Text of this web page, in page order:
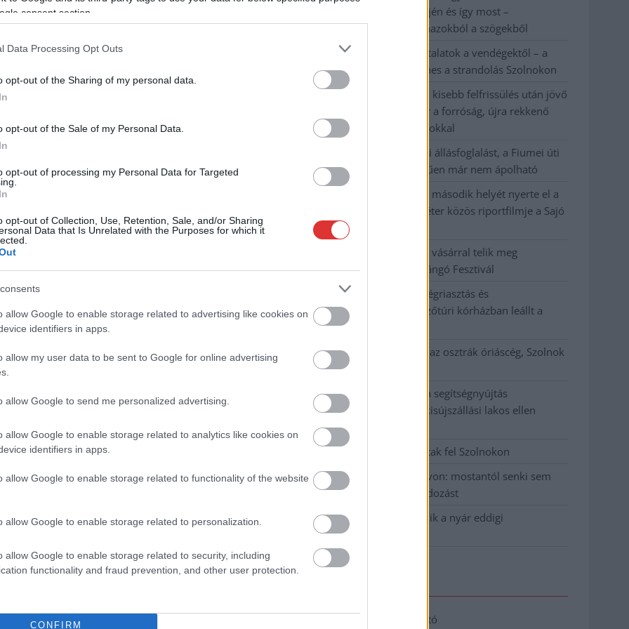
consent section.
Data Processing Opt Outs
opt-out of the Sharing of my personal data.
opt-out of the Sale of my Personal Data.
opt-out of processing my Personal Data for Targeted
opt-out of Collection, Use, Retention, Sale, and/or Sharing
Data that Is Unrelated with the Purposes for which it
allow Google to enable storage related to advertising like cookies on
identifiers in apps.
allow my user data to be sent to Google for online advertising
allow Google to send me personalized advertising.
allow Google to enable storage related to analytics like cookies on
identifiers in apps.
allow Google to enable storage related to functionality of the website
allow Google to enable storage related to personalization.
allow Google to enable storage related to security, including
functionality and fraud prevention, and other user protection.
CONFIRM
tárgyaláson, ahol a 2022-ben
kislány ügyében hoztak volna ítéletet. A
Tiszafüredi Járási Ügyészség vádmódosítást
TOVÁBB OLVASOM
hőség,tiszafüred,tomajmonostora
azonnal a rendőrkapitányságra hajtott
Közvetlenül az Ózdi Rendőrkapitányság előtt
állt meg a buszsofőr, akit halálosan
Intézkedéstaktikai képzést tartottak az Ózdi
amikor rendhagyó módon 17 óra 5 perckor
egy menetrendszerinti járat állt meg a
rendőrség előtt. A buszsofőr kért segítséget
az egyenruhásoktól, mivel rátámadt egy ittas
zenét, zavarta a többi utast, a sofőr pedig
nála lévő késsel halálosan megfenyegette. A
évvel ezelőtti árvíz idején és így most –
fotógyűjtemény ugyanazokból a szögekből
Ilyenek eddig a tapasztalatok a vendégektől – a
hőhullám miatt ingyenes a strandolás Szolnokon
Nem biztató: a hétvégi kisebb felfrissülés után jövő
héten megint visszatér a forróság, újra rekkenő
hőség jön, akár 38 fokokkal
Közzétették a szakértői állásfoglalást, a Fiumei úti
fák többsége szakszerűen már nem ápolható
A MÚOSZ sajtódíjának második helyét nyerte el a
Borsod24 és a Paraméter közös riportfilmje a Sajó
szennyezéséről
Tánccal, zeneszóval és vásárral telik meg
Jászberény, indul a Csángó Fesztivál
Meghosszabbított hőségriasztás és
vízkorlátozások, a mezőtúri kórházban leállt a
klíma
Átszervezi működését az osztrák óriáscég, Szolnok
is érintett
Tragédiába torkollott a segítségnyújtás
elmulasztása, három kisújszállási lakos ellen
emeltek vádat
Hatalmas lángok csaptak fel Szolnokon
Vízitraffipax a Tisza-tavon: mostantól senki sem
úszhatja meg a száguldozást
Szolnokra is megérkezik a nyár eddigi
legkeményebb napja
Adatkezelési tájékoztató